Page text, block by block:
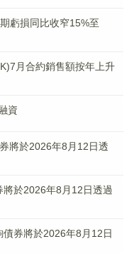
虧損同比收窄15%至
月合約銷售額按年上升
資
將於2026年8月12日透
於2026年8月12日透過
券將於2026年8月12日